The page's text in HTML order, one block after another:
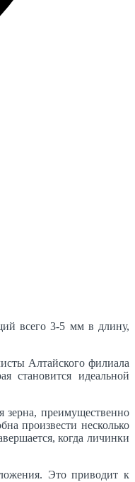
всего 3-5 мм в длину,
Алтайского филиала
становится идеальной
зерна, преимущественно
произвести несколько
когда личинки
Это приводит к